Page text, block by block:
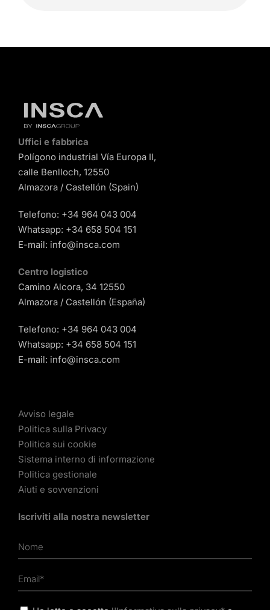
Uffici e fabbrica
Polígono industrial Vía Europa II,
calle Benlloch, 12550
Almazora / Castellón (Spain)
Telefono: +34 964 043 004
Whatsapp: +34 658 504 151
E-mail: info@insca.com
Centro logistico
Camino Alcora, 34 12550
Almazora / Castellón (España)
Telefono: +34 964 043 004
Whatsapp: +34 658 504 151
E-mail: info@insca.com
Avviso legale
Politica sulla Privacy
Politica sui cookie
Sistema interno di informazione
Politica gestionale
Aiuti e sovvenzioni
Iscriviti alla nostra newsletter